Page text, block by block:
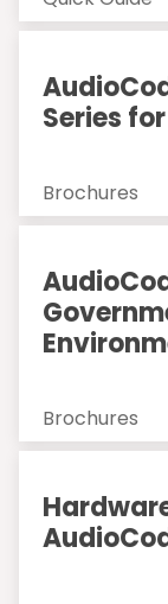
Series
Brochures
Brochures